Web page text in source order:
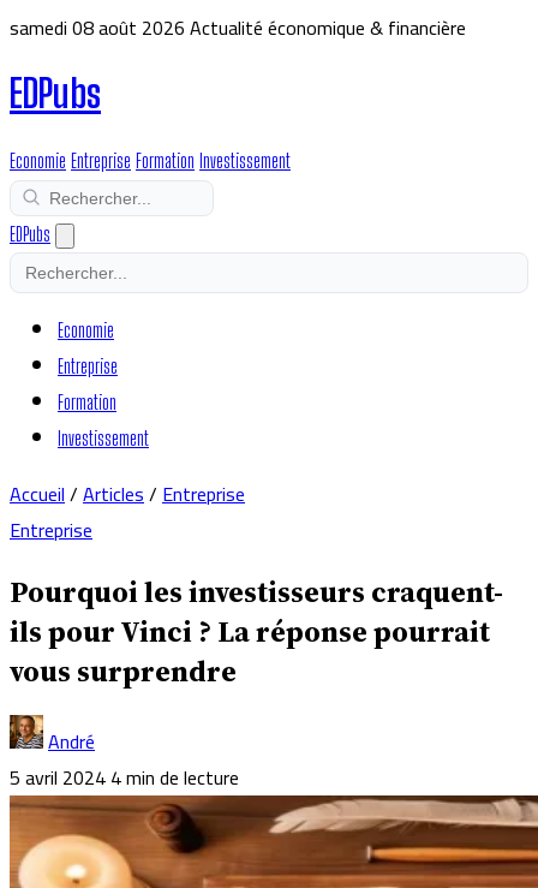
samedi 08 août 2026Actualité économique & financière
EDPubs
Economie Entreprise Formation Investissement
EDPubs
Economie
Entreprise
Formation
Investissement
Accueil/Articles/Entreprise
Entreprise
Pourquoi les investisseurs craquent-
ils pour Vinci ? La réponse pourrait
vous surprendre
André
5 avril 20244 min de lecture